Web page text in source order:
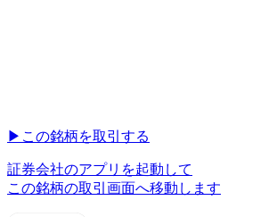
▶︎ この銘柄を取引する
証券会社のアプリを起動して
この銘柄の取引画面へ移動します